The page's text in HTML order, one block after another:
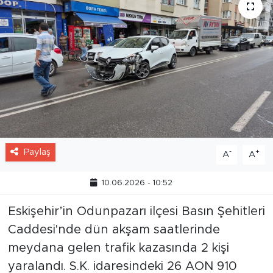
Paylaş A- A+
10.06.2026 - 10:52
Eskişehir’in Odunpazarı ilçesi Basın Şehitleri
Caddesi'nde dün akşam saatlerinde
meydana gelen trafik kazasında 2 kişi
yaralandı. S.K. idaresindeki 26 AON 910